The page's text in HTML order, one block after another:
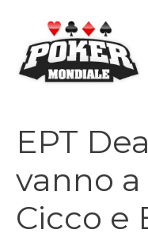
contenuto
EPT
vanno
Cicco e